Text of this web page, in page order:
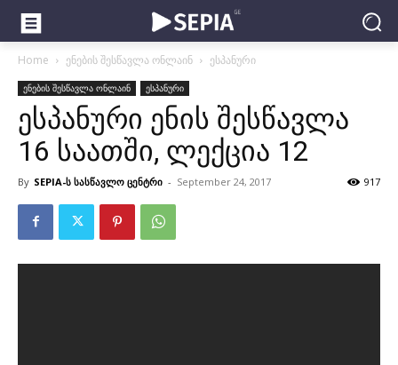
Home ენების შესწავლა ონლაინ ესპანური
ენების შესწავლა ონლაინ ესპანური
ესპანური ენის შესწავლა
16 საათში, ლექცია 12
By SEPIA-ს სასწავლო ცენტრი - September 24, 2017 917